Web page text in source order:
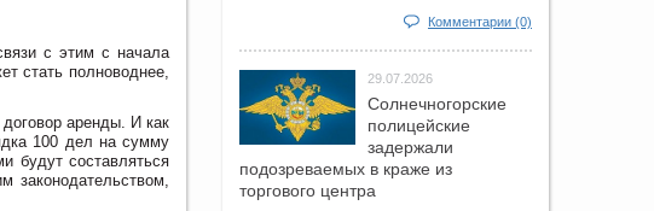
с этим с начала
стать полноводнее,
аренды. И как
100 дел на сумму
будут составляться
законодательством,
Комментарии (0)
29.07.2026
Солнечногорские
полицейские
задержали
подозреваемых в краже из
торгового центра